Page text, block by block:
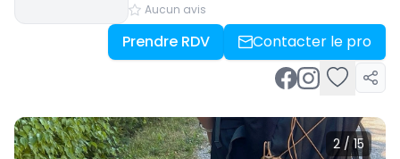
Aucun avis
Prendre RDV Contacter le pro
2 / 15